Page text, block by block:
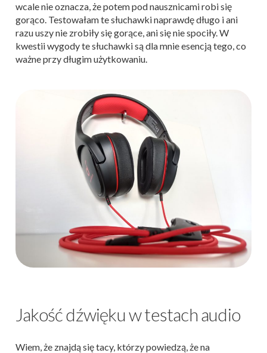
wcale nie oznacza, że potem pod nausznicami robi się
gorąco. Testowałam te słuchawki naprawdę długo i ani
razu uszy nie zrobiły się gorące, ani się nie spociły. W
kwestii wygody te słuchawki są dla mnie esencją tego, co
ważne przy długim użytkowaniu.
Jakość dźwięku w testach audio
Wiem, że znajdą się tacy, którzy powiedzą, że na